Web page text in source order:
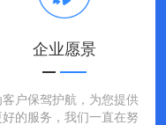
企业愿景
客户保驾护航，为您提供
好的服务，我们一直在努